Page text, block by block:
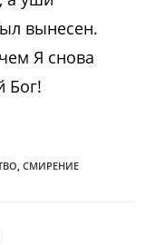
вынесен.
Я снова
Бог!
СМИРЕНИЕ